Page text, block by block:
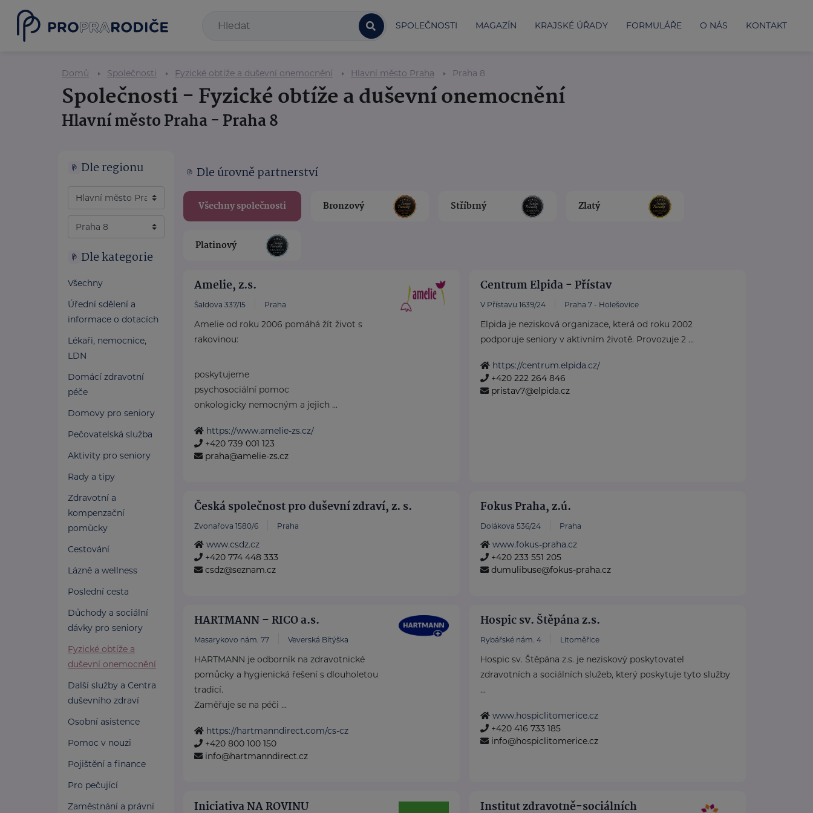
SPOLEČNOSTI MAGAZÍN KRAJSKÉ ÚŘADY FORMULÁŘE O NÁS KONTAKT
Domů Společnosti Fyzické obtíže a duševní onemocnění Hlavní město Praha Praha 8
Společnosti - Fyzické obtíže a duševní onemocnění
Hlavní město Praha - Praha 8
Dle regionu
Dle kategorie
Všechny
Úřední sdělení a
informace o dotacích
Lékaři, nemocnice,
LDN
Domácí zdravotní
péče
Domovy pro seniory
Pečovatelská služba
Aktivity pro seniory
Rady a tipy
Zdravotní a
kompenzační
pomůcky
Cestování
Lázně a wellness
Poslední cesta
Důchody a sociální
dávky pro seniory
Fyzické obtíže a
duševní onemocnění
Další služby a Centra
duševního zdraví
Osobní asistence
Pomoc v nouzi
Pojištění a finance
Pro pečující
Zaměstnání a právní
Dle úrovně partnerství
Všechny společnosti Bronzový Stříbrný Zlatý
Platinový
Amelie, z.s.
Šaldova 337/15 Praha
Amelie od roku 2006 pomáhá žít život s
rakovinou:
poskytujeme
psychosociální pomoc
onkologicky nemocným a jejich ...
https://www.amelie-zs.cz/
+420 739 001 123
praha@amelie-zs.cz
Centrum Elpida - Přístav
V Přístavu 1639/24 Praha 7 - Holešovice
Elpida je nezisková organizace, která od roku 2002
podporuje seniory v aktivním životě. Provozuje 2 ...
https://centrum.elpida.cz/
+420 222 264 846
pristav7@elpida.cz
Česká společnost pro duševní zdraví, z. s.
Zvonařova 1580/6 Praha
www.csdz.cz
+420 774 448 333
csdz@seznam.cz
Fokus Praha, z.ú.
Dolákova 536/24 Praha
www.fokus-praha.cz
+420 233 551 205
dumulibuse@fokus-praha.cz
HARTMANN – RICO a.s.
Masarykovo nám. 77 Veverská Bítýška
HARTMANN je odborník na zdravotnické
pomůcky a hygienická řešení s dlouholetou
tradicí.
Zaměřuje se na péči ...
https://hartmanndirect.com/cs-cz
+420 800 100 150
info@hartmanndirect.cz
Hospic sv. Štěpána z.s.
Rybářské nám. 4 Litoměřice
Hospic sv. Štěpána z.s. je neziskový poskytovatel
zdravotních a sociálních služeb, který poskytuje tyto služby
...
www.hospiclitomerice.cz
+420 416 733 185
info@hospiclitomerice.cz
Iniciativa NA ROVINU Institut zdravotně-sociálních